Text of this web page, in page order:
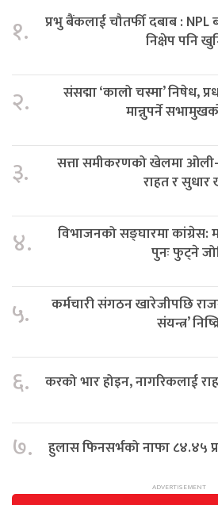
१.
प्रभु बैंकलाई चौतर्फी दबाब : NPL
निक्षेप पनि
२.
संसद्मा ‘कालो चस्मा’ निषेध,
मान्नुपर्ने
३.
सत्ता समीकरणको खेलमा
राहत र सुधार
४.
विभाजनको सङ्घारमा कांग्रेस:
पुनः फुट्ने
५.
कर्मचारी संगठन खारेजीपछि
संयन्त्र’
६. करको भार होइन, नागरिकलाई
७. हुलास फिनसर्भको नाफा ८४.४५